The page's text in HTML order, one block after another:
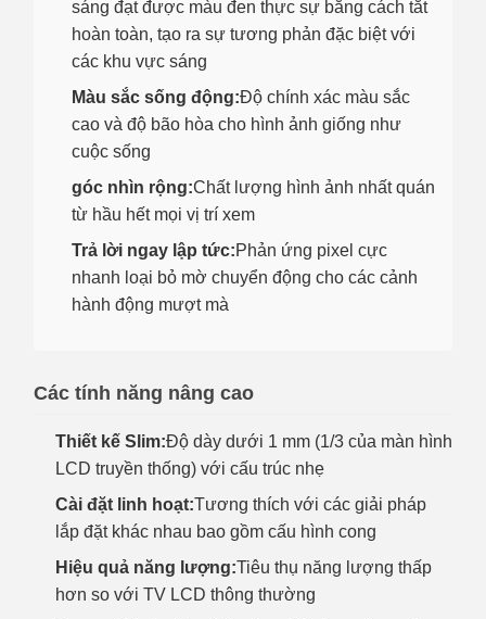
sáng đạt được màu đen thực sự bằng cách tắt
hoàn toàn, tạo ra sự tương phản đặc biệt với
các khu vực sáng
Màu sắc sống động:Độ chính xác màu sắc
cao và độ bão hòa cho hình ảnh giống như
cuộc sống
góc nhìn rộng:Chất lượng hình ảnh nhất quán
từ hầu hết mọi vị trí xem
Trả lời ngay lập tức:Phản ứng pixel cực
nhanh loại bỏ mờ chuyển động cho các cảnh
hành động mượt mà
Các tính năng nâng cao
Thiết kế Slim:Độ dày dưới 1 mm (1/3 của màn hình
LCD truyền thống) với cấu trúc nhẹ
Cài đặt linh hoạt:Tương thích với các giải pháp
lắp đặt khác nhau bao gồm cấu hình cong
Hiệu quả năng lượng:Tiêu thụ năng lượng thấp
hơn so với TV LCD thông thường